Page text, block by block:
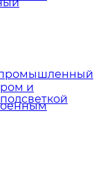
промышленный
и